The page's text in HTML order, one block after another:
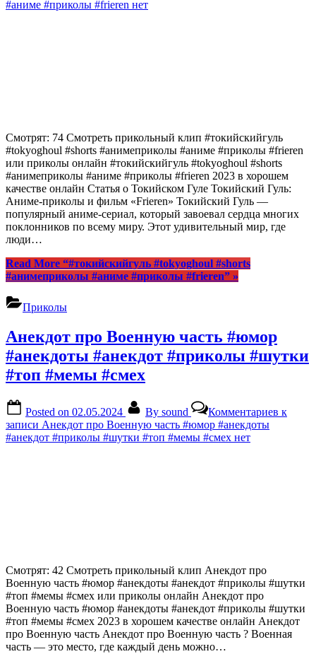
#аниме #приколы #frieren нет
Смотрят: 74 Смотреть прикольный клип #токийскийгуль
#tokyoghoul #shorts #анимеприколы #аниме #приколы #frieren
или приколы онлайн #токийскийгуль #tokyoghoul #shorts
#анимеприколы #аниме #приколы #frieren 2023 в хорошем
качестве онлайн Статья о Токийском Гуле Токийский Гуль:
Аниме-приколы и фильм «Frieren» Токийский Гуль —
популярный аниме-сериал, который завоевал сердца многих
поклонников по всему миру. Этот удивительный мир, где
люди…
Read More “#токийскийгуль #tokyoghoul #shorts
#анимеприколы #аниме #приколы #frieren” »
Приколы
Анекдот про Военную часть #юмор
#анекдоты #анекдот #приколы #шутки
#топ #мемы #смех
Posted on 02.05.2024 By sound Комментариев к
записи Анекдот про Военную часть #юмор #анекдоты
#анекдот #приколы #шутки #топ #мемы #смех нет
Смотрят: 42 Смотреть прикольный клип Анекдот про
Военную часть #юмор #анекдоты #анекдот #приколы #шутки
#топ #мемы #смех или приколы онлайн Анекдот про
Военную часть #юмор #анекдоты #анекдот #приколы #шутки
#топ #мемы #смех 2023 в хорошем качестве онлайн Анекдот
про Военную часть Анекдот про Военную часть ? Военная
часть — это место, где каждый день можно…